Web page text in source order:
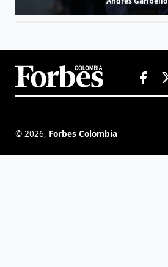
© 2026, Forbes Colombia